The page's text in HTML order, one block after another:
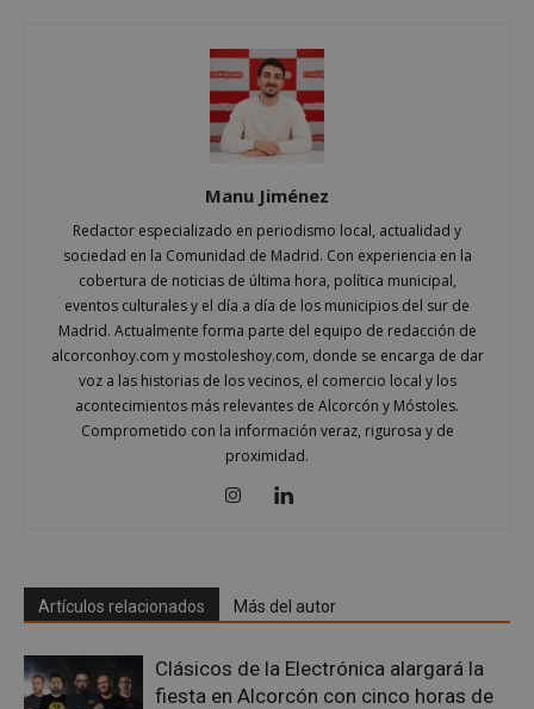
Manu Jiménez
Redactor especializado en periodismo local, actualidad y
sociedad en la Comunidad de Madrid. Con experiencia en la
cobertura de noticias de última hora, política municipal,
eventos culturales y el día a día de los municipios del sur de
Madrid. Actualmente forma parte del equipo de redacción de
alcorconhoy.com y mostoleshoy.com, donde se encarga de dar
voz a las historias de los vecinos, el comercio local y los
acontecimientos más relevantes de Alcorcón y Móstoles.
Comprometido con la información veraz, rigurosa y de
proximidad.
Artículos relacionados Más del autor
Clásicos de la Electrónica alargará la
fiesta en Alcorcón con cinco horas de
AWSALBCORS
Amazon.com
embed.bsky.app
Google
Privacy Policy